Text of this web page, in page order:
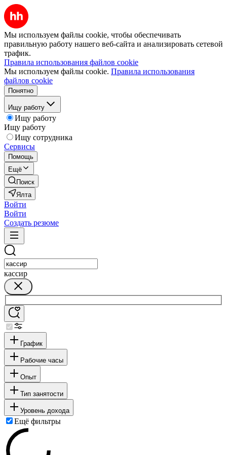
Мы используем файлы cookie, чтобы обеспечивать
правильную работу нашего веб-сайта и анализировать сетевой
трафик.
Правила использования файлов cookie
Мы используем файлы cookie. Правила использования
файлов cookie
Понятно
Ищу работу
Ищу работу
Ищу работу
Ищу сотрудника
Сервисы
Помощь
Ещё
Поиск
Ялта
Войти
Войти
Создать резюме
кассир
График
Рабочие часы
Опыт
Тип занятости
Уровень дохода
Ещё фильтры